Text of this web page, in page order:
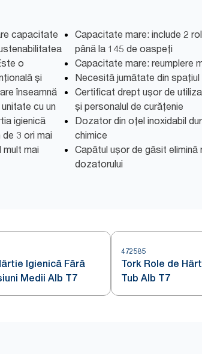
capacitate
o
și
înseamnă
cu un
igienică
3 ori mai
mult mai
Capacitate mare: include 2
până la 145 de oaspeți
Capacitate mare: reumplere
Necesită jumătate din
Certificat drept ușor de
și personalul de curățenie
Dozator din oțel inoxidabil
chimice
Capătul ușor de găsit
dozatorului
Igienică Fără
Medii Alb T7
472585
Tork Role de
Tub Alb T7